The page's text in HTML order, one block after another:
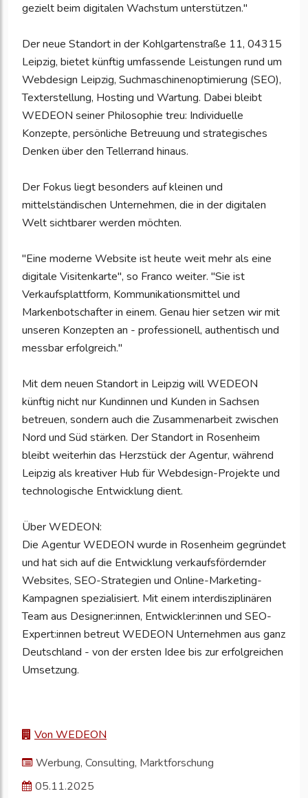
gezielt beim digitalen Wachstum unterstützen."
Der neue Standort in der Kohlgartenstraße 11, 04315
Leipzig, bietet künftig umfassende Leistungen rund um
Webdesign Leipzig, Suchmaschinenoptimierung (SEO),
Texterstellung, Hosting und Wartung. Dabei bleibt
WEDEON seiner Philosophie treu: Individuelle
Konzepte, persönliche Betreuung und strategisches
Denken über den Tellerrand hinaus.
Der Fokus liegt besonders auf kleinen und
mittelständischen Unternehmen, die in der digitalen
Welt sichtbarer werden möchten.
"Eine moderne Website ist heute weit mehr als eine
digitale Visitenkarte", so Franco weiter. "Sie ist
Verkaufsplattform, Kommunikationsmittel und
Markenbotschafter in einem. Genau hier setzen wir mit
unseren Konzepten an - professionell, authentisch und
messbar erfolgreich."
Mit dem neuen Standort in Leipzig will WEDEON
künftig nicht nur Kundinnen und Kunden in Sachsen
betreuen, sondern auch die Zusammenarbeit zwischen
Nord und Süd stärken. Der Standort in Rosenheim
bleibt weiterhin das Herzstück der Agentur, während
Leipzig als kreativer Hub für Webdesign-Projekte und
technologische Entwicklung dient.
Über WEDEON:
Die Agentur WEDEON wurde in Rosenheim gegründet
und hat sich auf die Entwicklung verkaufsfördernder
Websites, SEO-Strategien und Online-Marketing-
Kampagnen spezialisiert. Mit einem interdisziplinären
Team aus Designer:innen, Entwickler:innen und SEO-
Expert:innen betreut WEDEON Unternehmen aus ganz
Deutschland - von der ersten Idee bis zur erfolgreichen
Umsetzung.
Von WEDEON
Werbung, Consulting, Marktforschung
05.11.2025